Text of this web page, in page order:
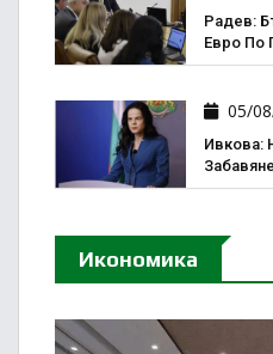
Радев:
Евро По
05/
Ивкова:
Икономика